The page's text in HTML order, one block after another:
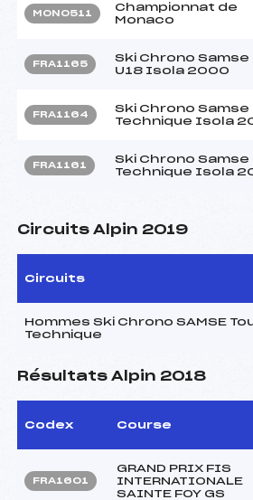
MON0511
Championnat de
Monaco
FRA1165
Ski Chrono Samse
U18 Isola 2000
FRA1164
Ski Chrono Samse
Technique Isola
FRA1161
Ski Chrono Samse
Technique Isola
Circuits Alpin 2019
Circuits
Hommes Ski Chrono SAMSE
Technique
Résultats Alpin 2018
Codex Course
FRA1601
GRAND PRIX FIS
INTERNATIONALE
SAINTE FOY GS